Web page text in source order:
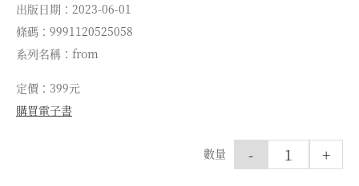
出版日期：2023-06-01
條碼：9991120525058
系列名稱：from
定價：399元
購買電子書
數量 +
-